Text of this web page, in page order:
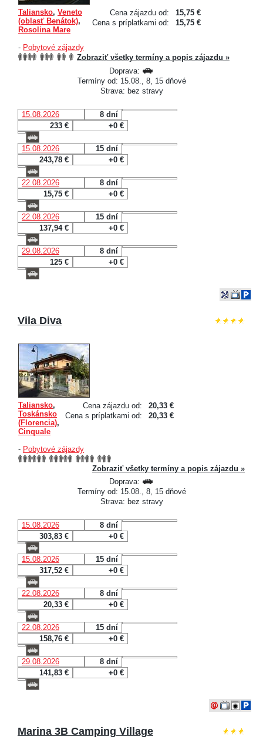
Cena zájazdu od:
15,75 €
Cena s príplatkami od:
15,75 €
Taliansko, Veneto
(oblasť Benátok),
Rosolina Mare
- Pobytové zájazdy
Zobraziť všetky termíny a popis zájazdu »
Doprava:
Termíny od: 15.08., 8, 15 dňové
Strava: bez stravy
15.08.2026
8 dní
233 €
+0 €
15.08.2026
15 dní
243,78 €
+0 €
22.08.2026
8 dní
15,75 €
+0 €
22.08.2026
15 dní
137,94 €
+0 €
29.08.2026
8 dní
125 €
+0 €
Vila Diva
Cena zájazdu od:
20,33 €
Cena s príplatkami od:
20,33 €
Taliansko,
Toskánsko
(Florencia),
Cinquale
- Pobytové zájazdy
Zobraziť všetky termíny a popis zájazdu »
Doprava:
Termíny od: 15.08., 8, 15 dňové
Strava: bez stravy
15.08.2026
8 dní
303,83 €
+0 €
15.08.2026
15 dní
317,52 €
+0 €
22.08.2026
8 dní
20,33 €
+0 €
22.08.2026
15 dní
158,76 €
+0 €
29.08.2026
8 dní
141,83 €
+0 €
Marina 3B Camping Village